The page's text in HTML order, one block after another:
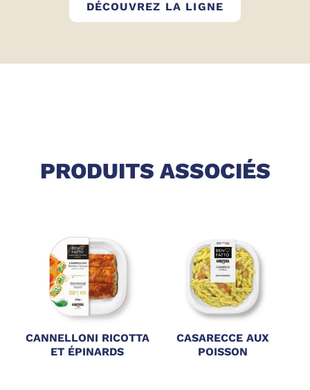
DÉCOUVREZ LA LIGNE
PRODUITS ASSOCIÉS
CANNELLONI RICOTTA
ET ÉPINARDS
CASARECCE AUX
POISSON